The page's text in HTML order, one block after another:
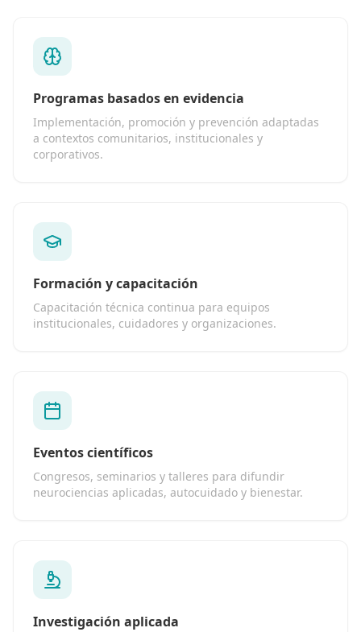
Programas basados en evidencia
Implementación, promoción y prevención adaptadas
a contextos comunitarios, institucionales y
corporativos.
Formación y capacitación
Capacitación técnica continua para equipos
institucionales, cuidadores y organizaciones.
Eventos científicos
Congresos, seminarios y talleres para difundir
neurociencias aplicadas, autocuidado y bienestar.
Investigación aplicada